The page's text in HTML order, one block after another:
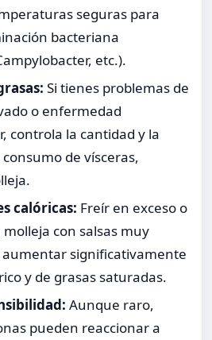
seguras para
bacteriana
etc.).
Si tienes problemas de
o enfermedad
controla la cantidad y la
de vísceras,
calóricas: Freír en exceso o
con salsas muy
aumentar significativamente
y de grasas saturadas.
Aunque raro,
pueden reaccionar a